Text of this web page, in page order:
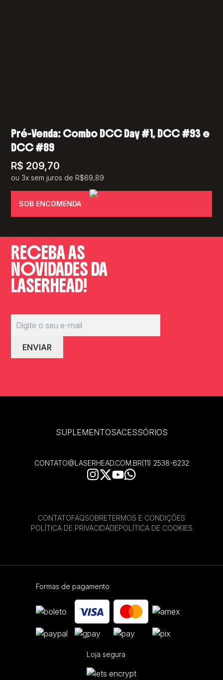
Pré-Venda: Combo DCC Day #1, DCC #93 e
DCC #89
R$ 209,70
ou 3x sem juros de R$69,89
SOB ENCOMENDA
RECEBA AS
NOVIDADES DA
LASERHEAD!
SUPLEMENTOSACESSÓRIOS
CONTATO@LASERHEAD.COM.BR(11) 2538-6232
CONTATOFAQSOBRETERMOS E CONDIÇÕES
POLÍTICA DE PRIVACIDADEPOLÍTICA DE COOKIES
Formas de pagamento
Loja segura